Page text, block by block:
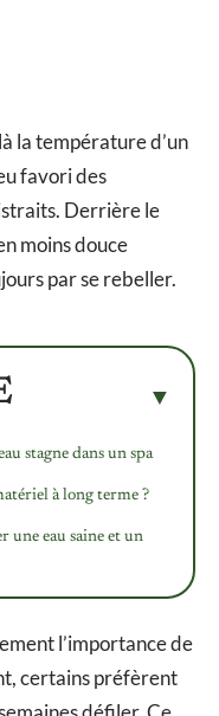
la température d’un
favori des
Derrière le
moins douce
par se rebeller.
stagne dans un spa
à long terme ?
une eau saine et un
l’importance de
certains préfèrent